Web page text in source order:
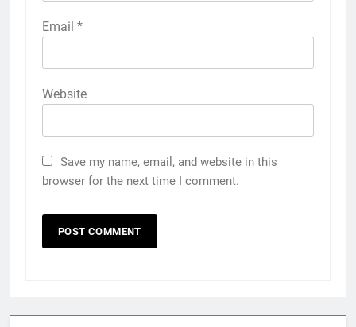
Email *
Website
Save my name, email, and website in this
browser for the next time I comment.